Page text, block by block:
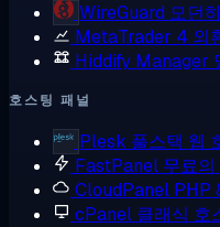
WireGuard 모던
MetaTrader 4 외
Hiddify Manager
호스팅 패널
Plesk 풀스택 웹
FastPanel 무료
CloudPanel PHP
cPanel 클래식 호